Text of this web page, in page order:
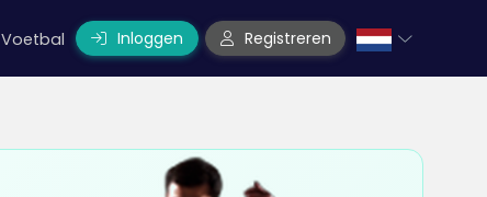
Voetbal Inloggen Registreren